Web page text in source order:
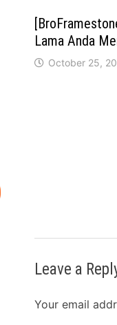
Lama Anda
October 25,
Leave a
Your email